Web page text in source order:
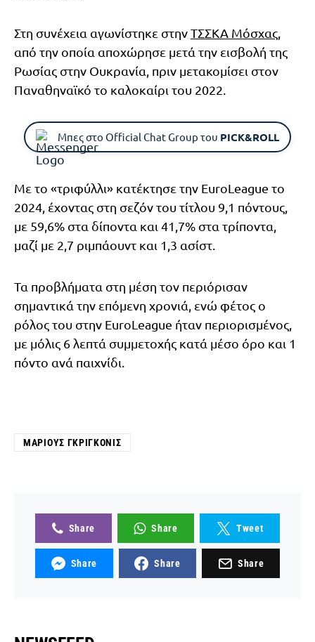
Στη συνέχεια αγωνίστηκε στηνΤΣΣΚΑ Μόσχας,
από την οποία αποχώρησε μετά την εισβολή της
Ρωσίας στην Ουκρανία, πριν μετακομίσει στον
Παναθηναϊκό το καλοκαίρι του 2022.
Μπες στο Official Chat Group του PICK&ROLL
Με το «τριφύλλι» κατέκτησε την EuroLeague το
2024, έχοντας στη σεζόν του τίτλου 9,1 πόντους,
με 59,6% στα δίποντα και 41,7% στα τρίποντα,
μαζί με 2,7 ριμπάουντ και 1,3 ασίστ.
Τα προβλήματα στη μέση τον περιόρισαν
σημαντικά την επόμενη χρονιά, ενώ φέτος ο
ρόλος του στην EuroLeague ήταν περιορισμένος,
με μόλις 6 λεπτά συμμετοχής κατά μέσο όρο και 1
πόντο ανά παιχνίδι.
ΜΆΡΙΟΥΣ ΓΚΡΙΓΚΌΝΙΣ
Share Share Tweet
Share Share Share